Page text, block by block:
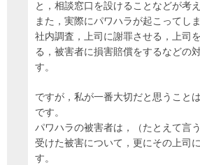
と，相談窓口を設けることなどが考
また，実際にパワハラが起こってし
社内調査，上司に謝罪させる，上司
る，被害者に損害賠償をするなどの
す。
ですが，私が一番大切だと思うこと
です。
パワハラの被害者は，（たとえて言
受けた被害について，更にその上司
す。